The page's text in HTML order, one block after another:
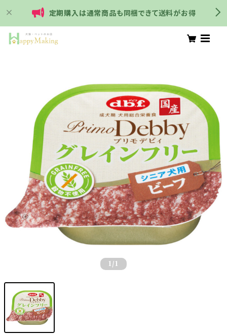
定期購入は通常商品も同梱できて送料がお得
1 /1